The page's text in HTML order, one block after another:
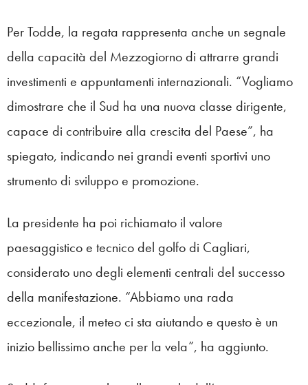
Per Todde, la regata rappresenta anche un segnale
della capacità del Mezzogiorno di attrarre grandi
investimenti e appuntamenti internazionali. “Vogliamo
dimostrare che il Sud ha una nuova classe dirigente,
capace di contribuire alla crescita del Paese”, ha
spiegato, indicando nei grandi eventi sportivi uno
strumento di sviluppo e promozione.
La presidente ha poi richiamato il valore
paesaggistico e tecnico del golfo di Cagliari,
considerato uno degli elementi centrali del successo
della manifestazione. “Abbiamo una rada
eccezionale, il meteo ci sta aiutando e questo è un
inizio bellissimo anche per la vela”, ha aggiunto.